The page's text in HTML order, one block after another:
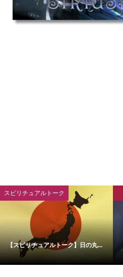
スピリチュアルトーク
【スピリチュアルトーク】日の丸...